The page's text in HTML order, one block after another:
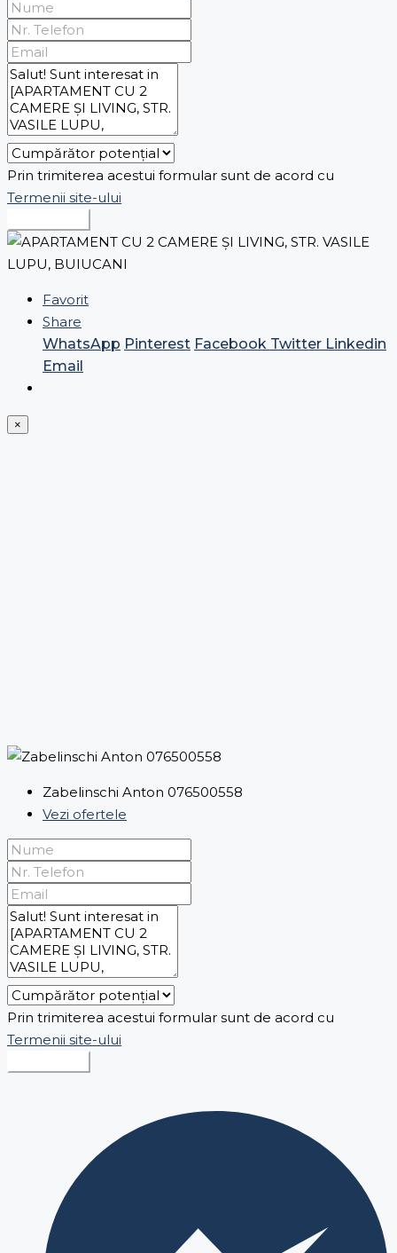
Prin trimiterea acestui formular sunt de acord cu
Termenii site-ului
Favorit
Share
WhatsApp Pinterest Facebook Twitter Linkedin
Email
×
Zabelinschi Anton 076500558
Vezi ofertele
Prin trimiterea acestui formular sunt de acord cu
Termenii site-ului